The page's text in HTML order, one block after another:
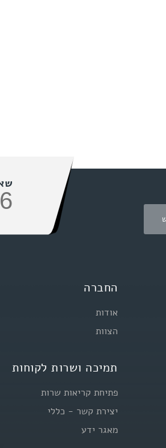
החברה
אודות
הצוות
תמיכה ושרות לקוחות
פתיחת קריאות שרות
יצירת קשר - כללי
מאגר ידע